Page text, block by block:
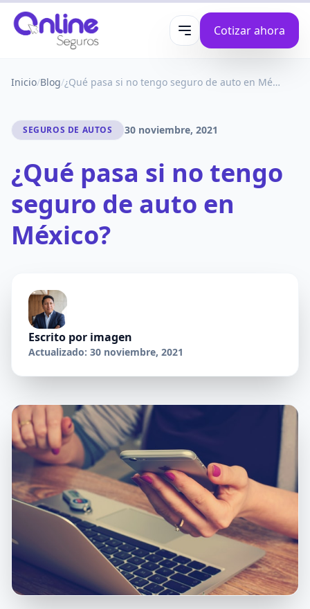
Abrir menúCotizar ahora
Inicio/Blog/ ¿Qué pasa si no tengo seguro de auto en México?
SEGUROS DE AUTOS 30 noviembre, 2021
¿Qué pasa si no tengo
seguro de auto en
México?
Escrito por imagen
Actualizado: 30 noviembre, 2021